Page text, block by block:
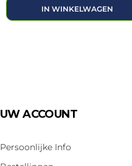
IN WINKELWAGEN
UW ACCOUNT
Persoonlijke Info